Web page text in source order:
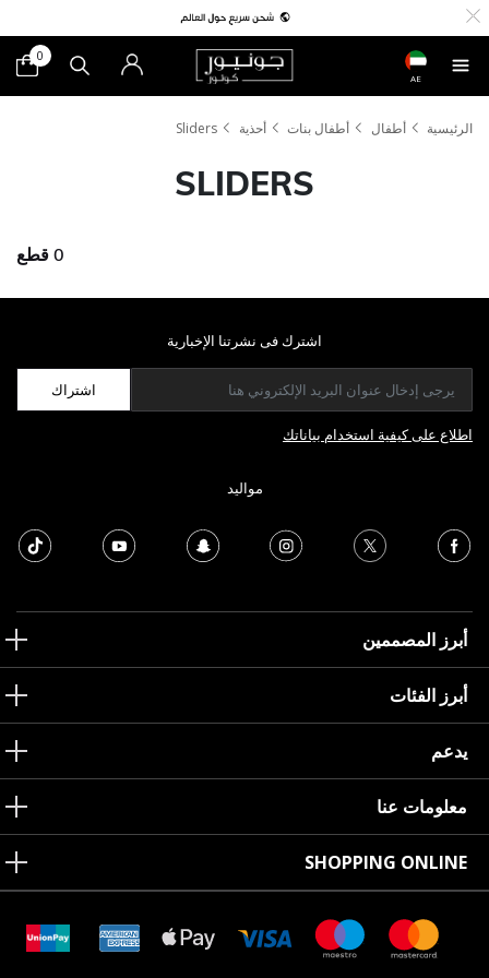
AE
0
الرئيسية أطفال أطفال بنات أحذية Sliders
SLIDERS
0 قطع
اشترك فى نشرتنا الإخبارية
اشتراك
اطلاع على كيفية استخدام بياناتك
مواليد
أبرز المصممين
أبرز الفئات
يدعم
معلومات عنا
SHOPPING ONLINE